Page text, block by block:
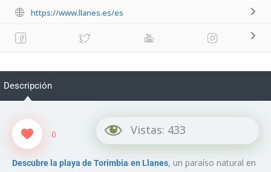
https://www.llanes.es/es
Descripción
0 Vistas: 433
Descubre la playa de Torimbia en Llanes, un paraíso natural en